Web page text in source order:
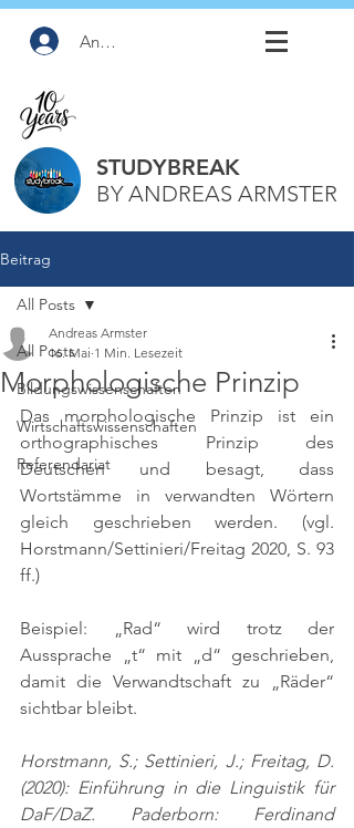
Anmelden
STUDYBREAK
BY ANDREAS ARMSTER
Beitrag
All Posts
Bildungswissenschaften
Wirtschaftswissenschaften
Referendariat
All Posts
Morphologische Prinzip
Andreas Armster
16. Mai 1 Min. Lesezeit
Das morphologische Prinzip ist ein
orthographisches Prinzip des
Deutschen und besagt, dass
Wortstämme in verwandten Wörtern
gleich geschrieben werden. (vgl.
Horstmann/Settinieri/Freitag 2020, S. 93
ff.)
Beispiel: „Rad“ wird trotz der
Aussprache „t“ mit „d“ geschrieben,
damit die Verwandtschaft zu „Räder“
sichtbar bleibt.
Horstmann, S.; Settinieri, J.; Freitag, D.
(2020): Einführung in die Linguistik für
DaF/DaZ. Paderborn: Ferdinand